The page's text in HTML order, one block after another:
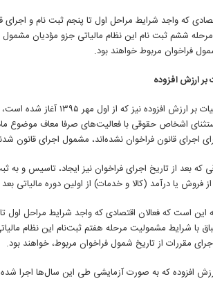
که واجد شرایط مراحل اول تا پنجم ثبت نام و
ششم ثبت نام این نظام مالیاتی جزو مؤدیان
فراخوان مربوط خواهند بود.
بر ارزش افزوده
در مرحله هفتم فراخوان
اجرای قانون فراخوان نشده‌اند، مشمول اجرای قانون
که بعد از تاریخ اجرای فراخوان نیز ایجاد، تاسیس و به
فروش یا درآمد (کالا و خدمات) از اولین دوره مالیاتی
این است که فعالان اقتصادی که واجد شرایط مراحل اول
با شرایط مشمولیت مرحله هفتم ثبت‌نام این نظام
مقررات از تاریخ شمول فراخوان مربوط، خواهند بود.
ارزش افزوده که به صورت آزمایشی طی این سال‌ها اجرا